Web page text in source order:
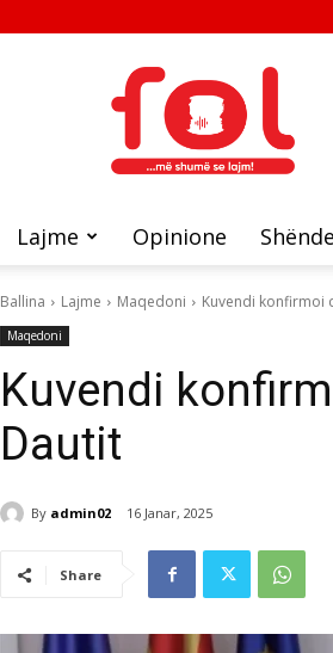
FOL
Lajme Opinione
Ballina Lajme Maqedoni Kuvendi konfirmoi
Maqedoni
Kuvendi
Dautit
By admin02 16 Janar, 2025
Share